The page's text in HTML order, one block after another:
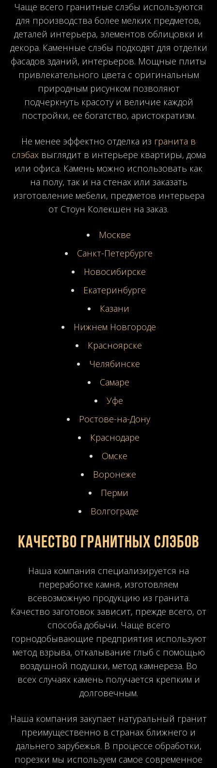
Чаще всего гранитные слэбы используются
для производства более мелких предметов,
деталей интерьера, элементов облицовки и
декора. Каменные слэбы подходят для отделки
фасадов зданий, интерьеров. Мощные плиты
привлекательного цвета с оригинальным
природным рисунком позволяют
подчеркнуть красоту и величие каждой
постройки, ее богатство, аристократизм.
Не менее эффектно отделка из гранита в
слэбах выглядит в интерьере квартиры, дома
или офиса. Камень можно использовать как
на полу, так и на стенах или заказать
изготовление мебели, предметов интерьера
от Стоун Колекшен на заказ.
Москве
Санкт-Петербурге
Новосибирске
Екатеринбурге
Казани
Нижнем Новгороде
Красноярске
Челябинске
Самаре
Уфе
Ростове-на-Дону
Краснодаре
Омске
Воронеже
Перми
Волгограде
Качество гранитных слэбов
Наша компания специализируется на
переработке камня, изготовляем
всевозможную продукцию из гранита.
Качество заготовок зависит, прежде всего, от
способа добычи. Чаще всего
горнодобывающие предприятия используют
метод взрыва, откалывание глыб с помощью
воздушной подушки, метод камнереза. Во
всех случаях камень получается крепким и
долговечным.
Наша компания закупает натуральный гранит
преимущественно в странах ближнего и
дальнего зарубежья. В процессе обработки,
порезки мы используем самое современное